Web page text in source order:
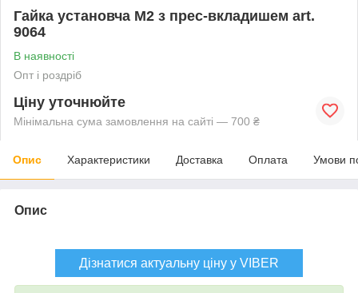
Гайка установча М2 з прес-вкладишем art.
9064
В наявності
Опт і роздріб
Ціну уточнюйте
Мінімальна сума замовлення на сайті — 700 ₴
Опис Характеристики Доставка Оплата Умови
Опис
Дізнатися актуальну ціну у VIBER